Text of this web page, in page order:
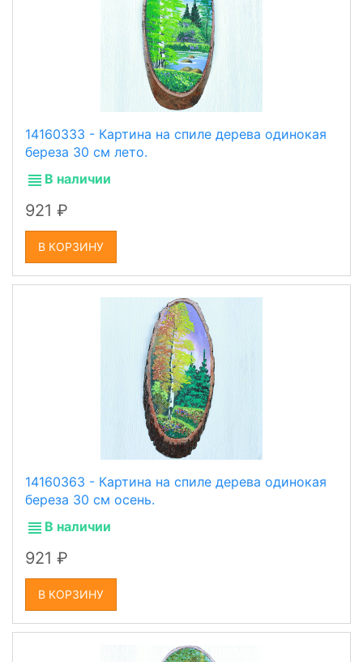
14160333 - Картина на спиле дерева одинокая
береза 30 см лето.
В наличии
921
В КОРЗИНУ
14160363 - Картина на спиле дерева одинокая
береза 30 см осень.
В наличии
921
В КОРЗИНУ